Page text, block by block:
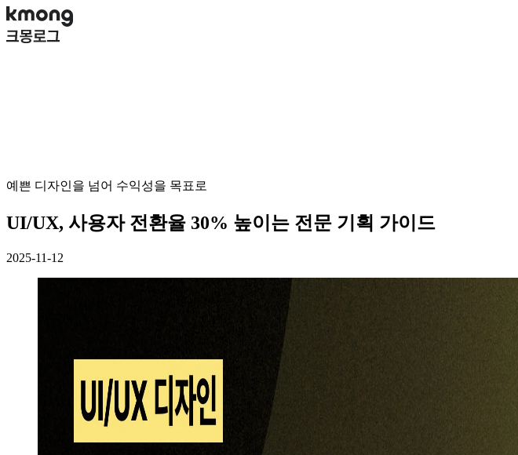
예쁜 디자인을 넘어 수익성을 목표로
UI/UX, 사용자 전환율 30% 높이는 전문 기획 가이드
2025-11-12